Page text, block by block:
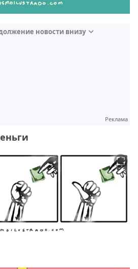
новости внизу
Реклама